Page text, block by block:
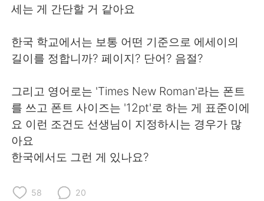
ไทย Indonesia
Português
세는 게 간단할 거 같아요
한국 학교에서는 보통 어떤 기준으로 에세이의
길이를 정합니까? 페이지? 단어? 음절?
그리고 영어로는 'Times New Roman'라는 폰트
를 쓰고 폰트 사이즈는 '12pt'로 하는 게 표준이에
요 이런 조건도 선생님이 지정하시는 경우가 많
아요
한국에서도 그런 게 있나요?
58 20